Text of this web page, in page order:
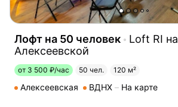
Лофт на 50 человек
Loft RI на
Алексеевской
от 3 500 ₽/час 50 чел. 120 м²
Алексеевская ВДНХ На карте